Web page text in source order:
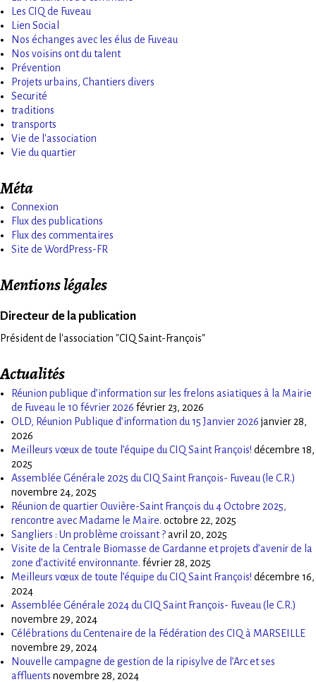
Les CIQ de Fuveau
Lien Social
Nos échanges avec les élus de Fuveau
Nos voisins ont du talent
Prévention
Projets urbains, Chantiers divers
Securité
traditions
transports
Vie de l'association
Vie du quartier
Méta
Connexion
Flux des publications
Flux des commentaires
Site de WordPress-FR
Mentions légales
Directeur de la publication
Président de l'association "CIQ Saint-François"
Actualités
Réunion publique d’information sur les frelons asiatiques à la Mairie
de Fuveau le 10 février 2026 février 23, 2026
OLD, Réunion Publique d’information du 15 Janvier 2026 janvier 28,
2026
Meilleurs vœux de toute l’équipe du CIQ Saint François! décembre 18,
2025
Assemblée Générale 2025 du CIQ Saint François- Fuveau (le C.R.)
novembre 24, 2025
Réunion de quartier Ouvière-Saint François du 4 Octobre 2025,
rencontre avec Madame le Maire. octobre 22, 2025
Sangliers : Un problème croissant ?avril 20, 2025
Visite de la Centrale Biomasse de Gardanne et projets d’avenir de la
zone d’activité environnante. février 28, 2025
Meilleurs vœux de toute l’équipe du CIQ Saint François! décembre 16,
2024
Assemblée Générale 2024 du CIQ Saint François- Fuveau (le C.R.)
novembre 29, 2024
Célébrations du Centenaire de la Fédération des CIQ à MARSEILLE
novembre 29, 2024
Nouvelle campagne de gestion de la ripisylve de l’Arc et ses
affluents novembre 28, 2024